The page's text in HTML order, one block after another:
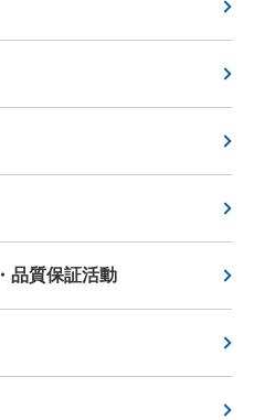
品質保証活動